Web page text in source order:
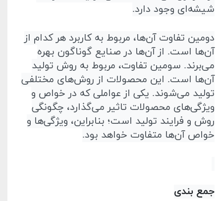
شیشه‌ای وجود دارد.
دومین تفاوت آن‌ها، مربوط به کاربرد هر ‌کدام از
آن‌ها است. از آن‌ها در صنایع گوناگون بهره
می‌برند. سومین تفاوت، مربوط به روش تولید
آن‌ها است. این محصولات از روش‌های مختلفی
تولید می‌شوند. یکی از عواملی که در خواص و
ویژگی‌های محصولات تاثیر می‌گذارد، چگونگی
روش و فرایند تولید است؛ بنابراین، ویژگی‌ها و
خواص آن‌ها متفاوت خواهد بود.
جمع بندی